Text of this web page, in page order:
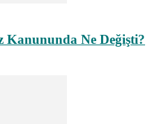
Ne Değişti?